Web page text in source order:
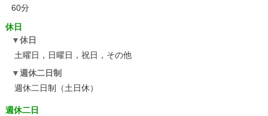
60分
休日
休日
土曜日，日曜日，祝日，その他
週休二日制
週休二日制（土日休）
週休二日